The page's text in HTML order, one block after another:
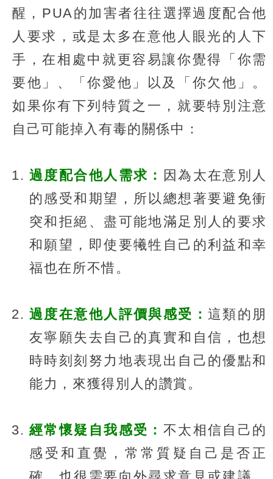
醒，PUA的加害者往往選擇過度配合他
人要求，或是太多在意他人眼光的人下
手，在相處中就更容易讓你覺得「你需
要他」、「你愛他」以及「你欠他」。
如果你有下列特質之一，就要特別注意
自己可能掉入有毒的關係中：
過度配合他人需求： 因為太在意別人
的感受和期望，所以總想著要避免衝
突和拒絕、盡可能地滿足別人的要求
和願望，即使要犧牲自己的利益和幸
福也在所不惜。
過度在意他人評價與感受：這類的朋
友寧願失去自己的真實和自信，也想
時時刻刻努力地表現出自己的優點和
能力，來獲得別人的讚賞。
經常懷疑自我感受： 不太相信自己的
感受和直覺，常常質疑自己是否正